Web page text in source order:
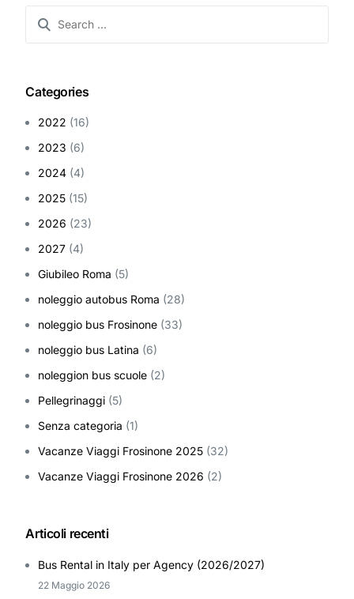
Categories
2022 (16)
2023 (6)
2024 (4)
2025 (15)
2026 (23)
2027 (4)
Giubileo Roma (5)
noleggio autobus Roma (28)
noleggio bus Frosinone (33)
noleggio bus Latina (6)
noleggion bus scuole (2)
Pellegrinaggi (5)
Senza categoria (1)
Vacanze Viaggi Frosinone 2025 (32)
Vacanze Viaggi Frosinone 2026 (2)
Articoli recenti
Bus Rental in Italy per Agency (2026/2027)
22 Maggio 2026